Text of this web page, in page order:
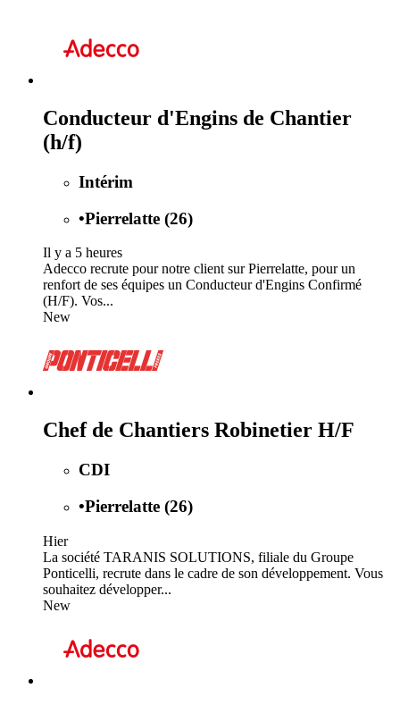
Conducteur d'Engins de Chantier
(h/f)
Intérim
•Pierrelatte (26)
Il y a 5 heures
Adecco recrute pour notre client sur Pierrelatte, pour un
renfort de ses équipes un Conducteur d'Engins Confirmé
(H/F). Vos...
New
Chef de Chantiers Robinetier H/F
CDI
•Pierrelatte (26)
Hier
La société TARANIS SOLUTIONS, filiale du Groupe
Ponticelli, recrute dans le cadre de son développement. Vous
souhaitez développer...
New